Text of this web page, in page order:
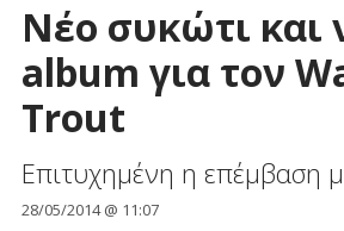
Νέο συκώτι και
album για τον
Trout
Επιτυχημένη η επέμβαση
28/05/2014 @ 11:07